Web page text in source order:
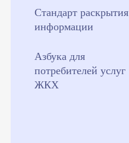
Стандарт раскрытия
информации
Азбука для
потребителей услуг
ЖКХ